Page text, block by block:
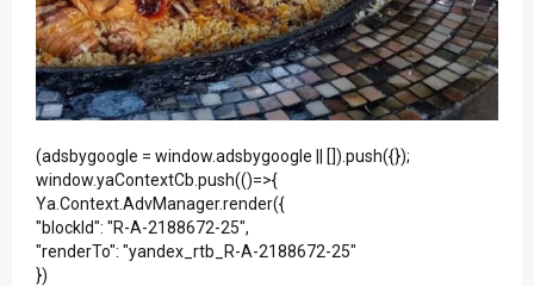
(adsbygoogle = window.adsbygoogle || []).push({});
window.yaContextCb.push(()=>{
Ya.Context.AdvManager.render({
"blockId": "R-A-2188672-25",
"renderTo": "yandex_rtb_R-A-2188672-25"
})